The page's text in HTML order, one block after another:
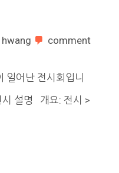
comment
일어난 전시회입니
설명 개요: 전시 >